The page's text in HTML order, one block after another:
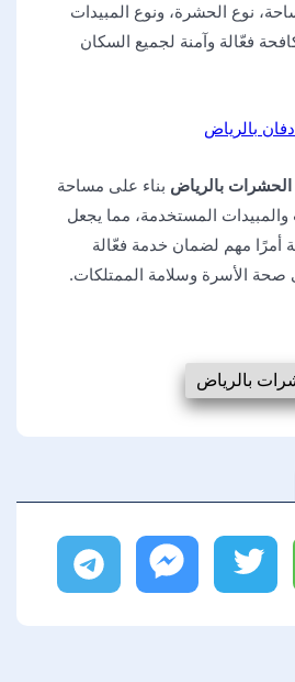
نوع الحشرة، ونوع المبيدات
فعّالة وآمنة لجميع السكان
بالرياض
الحشرات بالرياض بناء على مساحة
المستخدمة، مما يجعل
أمرًا مهم لضمان خدمة فعّالة
صحة الأسرة وسلامة الممتلكات.
بالرياض
واتساب ماسنجر